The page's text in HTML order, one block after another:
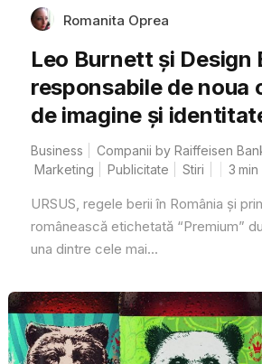
Romanita Oprea
Leo Burnett și Design
responsabile de noua
de imagine și
Business Companii by Raiffeisen
Marketing
Publicitate Stiri 3 min
URSUS, regele berii în România și
românească etichetată “Premium”
una dintre cele mai...